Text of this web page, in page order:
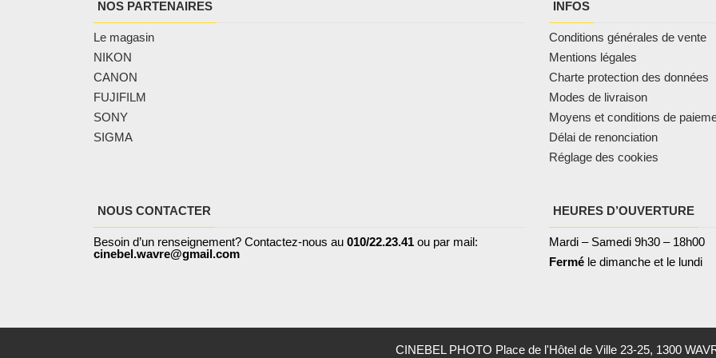
NOS PARTENAIRES
Le magasin
NIKON
CANON
FUJIFILM
SONY
SIGMA
INFOS
Conditions générales de vente
Mentions légales
Charte protection des données
Modes de livraison
Moyens et conditions de
Délai de renonciation
Réglage des cookies
NOUS CONTACTER
Besoin d’un renseignement? Contactez-nous au 010/22.23.41 ou par mail:
cinebel.wavre@gmail.com
HEURES D’OUVERTURE
Mardi – Samedi 9h30 – 18h00
Fermé le dimanche et le lundi
CINEBEL PHOTO Place de l'Hôtel de Ville 23-25, 1300